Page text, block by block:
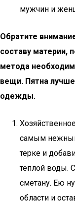
мужчин и
Обратите
составу материи,
метода
вещи. Пятна
одежды.
самым
терке и
теплой воды.
сметану. Ею
области и